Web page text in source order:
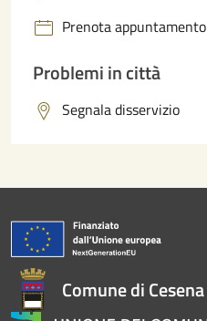
Prenota appuntamento
Problemi in città
Segnala disservizio
Comune di Cesena